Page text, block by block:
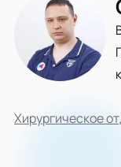
Хирургическое